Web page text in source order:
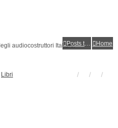
Posts toplist
Home
Libri